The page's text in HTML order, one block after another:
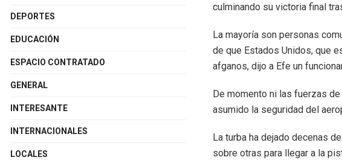
culminando su victoria final
La mayoría son personas
de que Estados Unidos, que
afganos, dijo a Efe un
De momento ni las fuerzas
asumido la seguridad del
La turba ha dejado decenas
sobre otras para llegar a la
DEPORTES
EDUCACIÓN
ESPACIO CONTRATADO
GENERAL
INTERESANTE
INTERNACIONALES
LOCALES